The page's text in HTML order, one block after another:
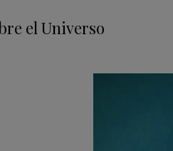
el Universo